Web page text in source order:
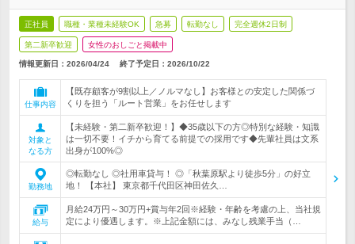
正社員 職種・業種未経験OK 急募 転勤なし 完全週休2日制
第二新卒歓迎 女性のおしごと掲載中
情報更新日：2026/04/24 終了予定日： 2026/10/22
仕事内容
【既存顧客が9割以上／ノルマなし】お客様との安定した関係づ
くりを担う「ルート営業」をお任せします
対象と
なる方
【未経験・第二新卒歓迎！】◆35歳以下の方◎特別な経験・知識
は一切不要！イチから育てる前提での採用です◆先輩社員は文系
出身が100%◎
勤務地
◎転勤なし ◎社用車貸与！ ◎「秋葉原駅より徒歩5分」の好立
地！ 【本社】 東京都千代田区神田佐久…
給与
月給24万円～30万円+賞与年2回※経験・年齢を考慮の上、当社規
定により優遇します。※上記金額には、みなし残業手当（…